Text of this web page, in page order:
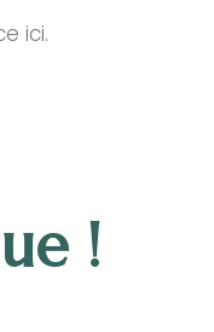
ici.
!